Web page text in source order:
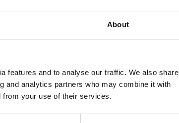
About
features and to analyse our traffic. We also share
and analytics partners who may combine it with
from your use of their services.
Odległość od centrum: 700
hotelu